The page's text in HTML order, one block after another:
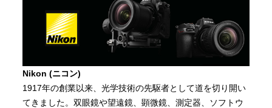
Nikon (ニコン)
1917年の創業以来、光学技術の先駆者として道を切り開い
てきました。双眼鏡や望遠鏡、顕微鏡、測定器、ソフトウ